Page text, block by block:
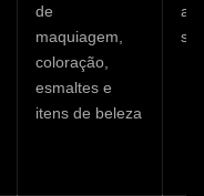
de
maquiagem,
coloração,
esmaltes e
itens de beleza